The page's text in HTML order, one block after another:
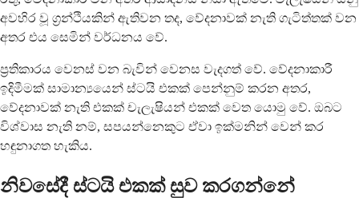
අවහිර වූ ග්‍රන්ථියකින් ඇතිවන තද, වේදනාවක් නැති ගැටිත්තක් වන
අතර එය සෙමින් වර්ධනය වේ.
ප්‍රතිකාරය වෙනස් වන බැවින් වෙනස වැදගත් වේ. වේදනාකාරී
ඉදිමීමක් සාමාන්‍යයෙන් ස්ටයි එකක් පෙන්නුම් කරන අතර,
වේදනාවක් නැති එකක් චැලැෂියන් එකක් වෙත යොමු වේ. ඔබට
විශ්වාස නැති නම්, සපයන්නෙකුට ඒවා ඉක්මනින් වෙන් කර
හඳුනාගත හැකිය.
නිවසේදී ස්ටයි එකක් සුව කරගන්නේ